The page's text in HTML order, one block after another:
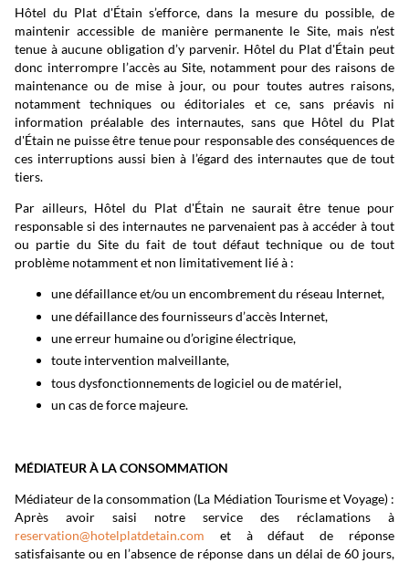
Hôtel du Plat d'Étain s’efforce, dans la mesure du possible, de
maintenir accessible de manière permanente le Site, mais n’est
tenue à aucune obligation d’y parvenir. Hôtel du Plat d'Étain peut
donc interrompre l’accès au Site, notamment pour des raisons de
maintenance ou de mise à jour, ou pour toutes autres raisons,
notamment techniques ou éditoriales et ce, sans préavis ni
information préalable des internautes, sans que Hôtel du Plat
d'Étain ne puisse être tenue pour responsable des conséquences de
ces interruptions aussi bien à l’égard des internautes que de tout
tiers.
Par ailleurs, Hôtel du Plat d'Étain ne saurait être tenue pour
responsable si des internautes ne parvenaient pas à accéder à tout
ou partie du Site du fait de tout défaut technique ou de tout
problème notamment et non limitativement lié à :
une défaillance et/ou un encombrement du réseau Internet,
une défaillance des fournisseurs d’accès Internet,
une erreur humaine ou d’origine électrique,
toute intervention malveillante,
tous dysfonctionnements de logiciel ou de matériel,
un cas de force majeure.
MÉDIATEUR À LA CONSOMMATION
Médiateur de la consommation (La Médiation Tourisme et Voyage) :
Après avoir saisi notre service des réclamations à
reservation@hotelplatdetain.com et à défaut de réponse
satisfaisante ou en l’absence de réponse dans un délai de 60 jours,